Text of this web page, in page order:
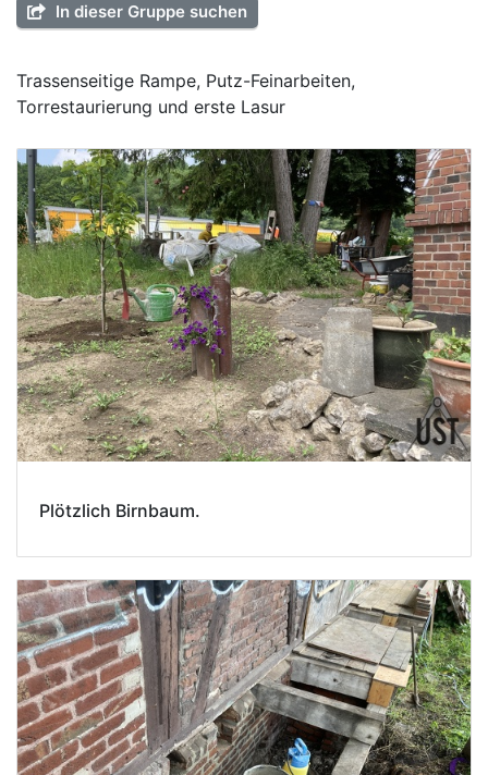
In dieser Gruppe suchen
Trassenseitige Rampe, Putz-Feinarbeiten,
Torrestaurierung und erste Lasur
Plötzlich Birnbaum.